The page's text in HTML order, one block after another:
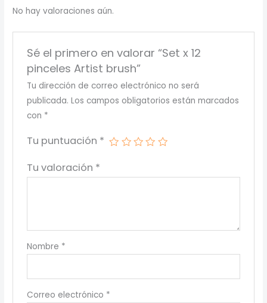
No hay valoraciones aún.
Sé el primero en valorar “Set x 12
pinceles Artist brush”
Tu dirección de correo electrónico no será
publicada. Los campos obligatorios están marcados
con *
Tu puntuación *
Tu valoración *
Nombre *
Correo electrónico *